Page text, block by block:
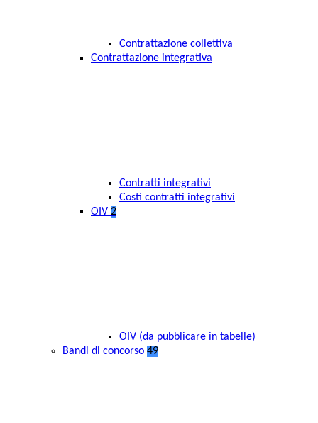
Contrattazione collettiva
Contrattazione integrativa
Contratti integrativi
Costi contratti integrativi
OIV 2
OIV (da pubblicare in tabelle)
Bandi di concorso 49